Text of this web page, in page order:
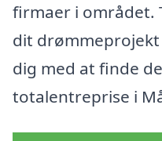
firmaer i området.
dit
dig med at finde
totalentreprise i